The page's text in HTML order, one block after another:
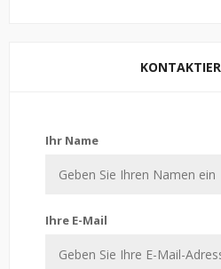
Ihr Name
Ihre E-Mail